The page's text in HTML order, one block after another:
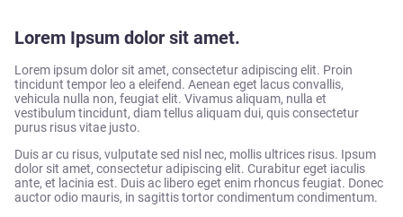
Lorem Ipsum dolor sit amet.
Lorem ipsum dolor sit amet, consectetur adipiscing elit. Proin
tincidunt tempor leo a eleifend. Aenean eget lacus convallis,
vehicula nulla non, feugiat elit. Vivamus aliquam, nulla et
vestibulum tincidunt, diam tellus aliquam dui, quis consectetur
purus risus vitae justo.
Duis ar cu risus, vulputate sed nisl nec, mollis ultrices risus. Ipsum
dolor sit amet, consectetur adipiscing elit. Curabitur eget iaculis
ante, et lacinia est. Duis ac libero eget enim rhoncus feugiat. Donec
auctor odio mauris, in sagittis tortor condimentum condimentum.